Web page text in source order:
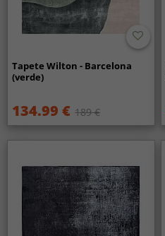
Tapete Wilton - Barcelona
(verde)
134.99 € 189 €